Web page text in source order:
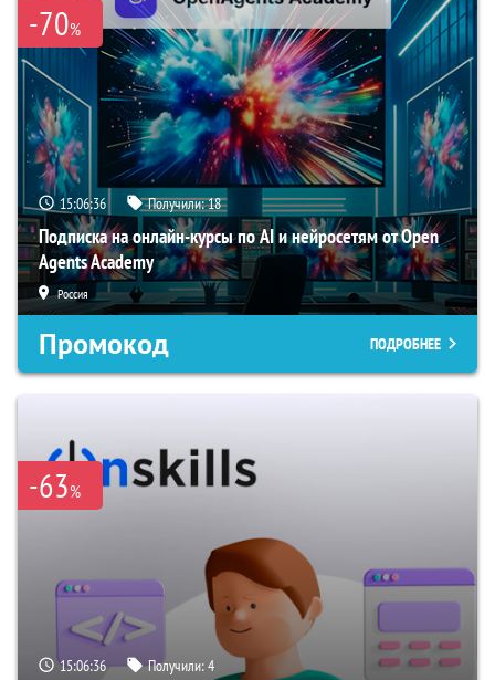
-70%
15:06:35 Получили:18
Подписка на онлайн-курсы по AI и нейросетям от Open
Agents Academy
Россия
Промокод ПОДРОБНЕЕ
-63%
15:06:35 Получили:4